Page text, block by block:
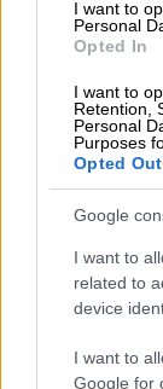
I want to
Personal
Opted In
I want to
Retention,
Personal
Purposes
Opted Out
Google
I want to
related to
device
I want to
Google for
απόψε 20/
του πυρός»
«Δεν θέλω
δεν κάνεις
είπε
ενώ
Φλόριντα.
Όταν
να βάλει